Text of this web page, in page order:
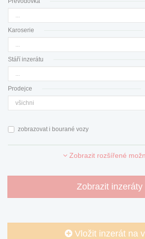
Karoserie
Stáří inzerátu
Prodejce
zobrazovat i bourané vozy
Zobrazit rozšířené
Zobrazit inzeráty
Vložit inzerát na